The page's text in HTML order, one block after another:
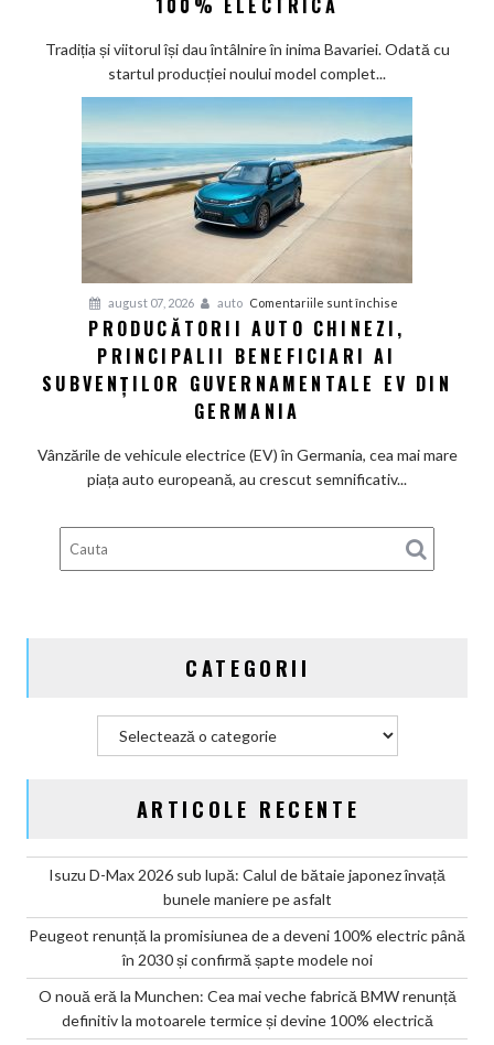
Cea
BMW
renunță
și
100%
100% ELECTRICĂ
Tradiția și viitorul își dau întâlnire în inima Bavariei. Odată cu
startul producției noului model complet...
august 07, 2026 auto Comentariile sunt închise
chinezi,
din
Germania
PRODUCĂTORII AUTO CHINEZI,
PRINCIPALII BENEFICIARI AI
SUBVENȚILOR GUVERNAMENTALE EV DIN
GERMANIA
Vânzările de vehicule electrice (EV) în Germania, cea mai mare
piața auto europeană, au crescut semnificativ...
CATEGORII
ARTICOLE RECENTE
Isuzu D-Max 2026 sub lupă: Calul de bătaie japonez învață
bunele maniere pe asfalt
Peugeot renunță la promisiunea de a deveni 100% electric până
în 2030 și confirmă șapte modele noi
O nouă eră la Munchen: Cea mai veche fabrică BMW renunță
definitiv la motoarele termice și devine 100% electrică